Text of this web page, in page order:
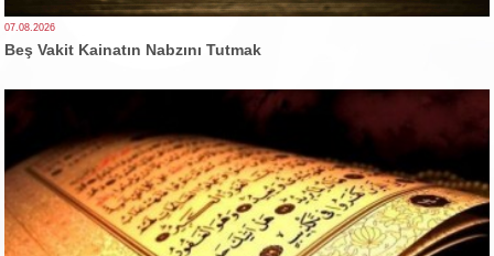
07.08.2026
Beş Vakit Kainatın Nabzını Tutmak